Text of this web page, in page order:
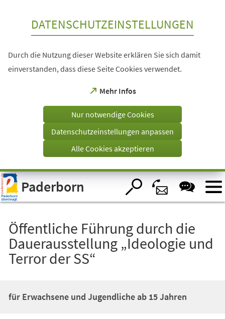
Visuelle
Assistenzsoftware
öffnen.
DATENSCHUTZEINSTELLUNGEN
Durch die Nutzung dieser Website erklären Sie sich damit
einverstanden, dass diese Seite Cookies verwendet.
Mehr Infos
(Öffnet
einem
Tab)
Nur notwendige Cookies
Datenschutzeinstellungen anpassen
Alle Cookies akzeptieren
Paderborn
Öffentliche Führung durch die
Dauerausstellung „Ideologie und
Terror der SS“
für Erwachsene und Jugendliche ab 15 Jahren